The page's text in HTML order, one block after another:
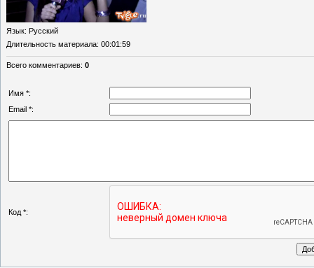
Язык: Русский
Длительность материала: 00:01:59
Всего комментариев: 0
Имя *:
Email *:
Код *: